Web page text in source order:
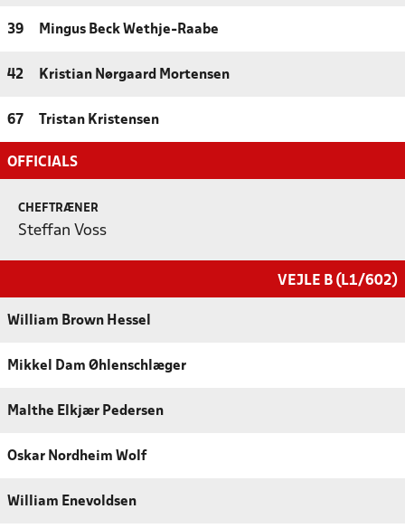
39 Mingus Beck Wethje-Raabe
42 Kristian Nørgaard Mortensen
67 Tristan Kristensen
OFFICIALS
CHEFTRÆNER
Steffan Voss
VEJLE B (L1/602)
William Brown Hessel
Mikkel Dam Øhlenschlæger
Malthe Elkjær Pedersen
Oskar Nordheim Wolf
William Enevoldsen